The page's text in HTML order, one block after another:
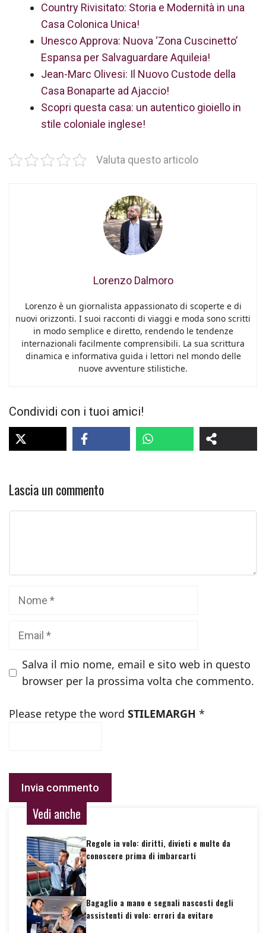
Country Rivisitato: Storia e Modernità in una
Casa Colonica Unica!
Unesco Approva: Nuova ‘Zona Cuscinetto’
Espansa per Salvaguardare Aquileia!
Jean-Marc Olivesi: Il Nuovo Custode della
Casa Bonaparte ad Ajaccio!
Scopri questa casa: un autentico gioiello in
stile coloniale inglese!
Valuta questo articolo
Lorenzo Dalmoro
Lorenzo è un giornalista appassionato di scoperte e di
nuovi orizzonti. I suoi racconti di viaggi e moda sono scritti
in modo semplice e diretto, rendendo le tendenze
internazionali facilmente comprensibili. La sua scrittura
dinamica e informativa guida i lettori nel mondo delle
nuove avventure stilistiche.
Condividi con i tuoi amici!
Lascia un commento
Salva il mio nome, email e sito web in questo
browser per la prossima volta che commento.
Please retype the word STILEMARGH *
Vedi anche
Regole in volo: diritti, divieti e multe da
conoscere prima di imbarcarti
Bagaglio a mano e segnali nascosti degli
assistenti di volo: errori da evitare